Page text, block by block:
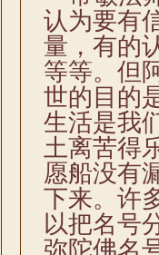
认为要有
量，有的
等等。但
世的目的
生活是我
土离苦得
愿船没有
下来。许
以把名号
弥陀佛名